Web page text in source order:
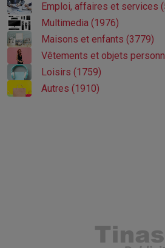
Emploi, affaires et services
Multimedia (1976)
Maisons et enfants (3779)
Vêtements et objets
Loisirs (1759)
Autres (1910)